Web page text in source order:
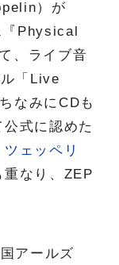
）が
『Physical
、ライブ音
「Live
なみにCDも
式に認めた
ェッペリ
なり、ZEP
アールズ